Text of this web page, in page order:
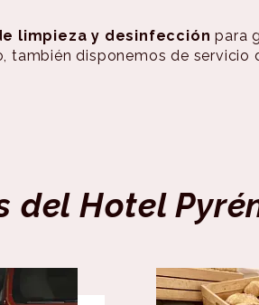
limpieza y desinfección para
disponemos de servicio
del Hotel